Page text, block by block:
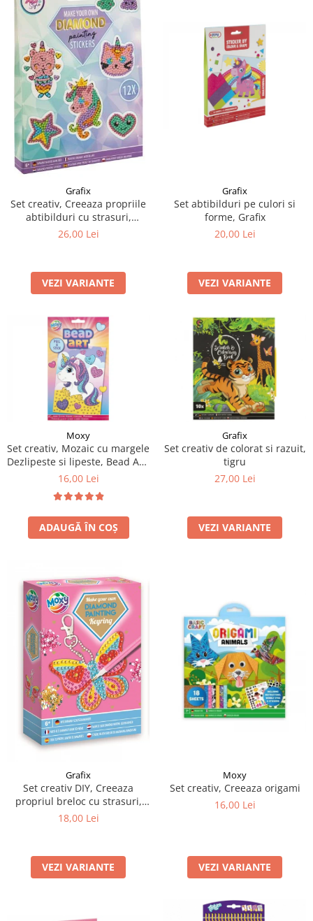
Grafix
Set creativ, Creeaza propriile
abtibilduri cu strasuri,
Diamond paint stickers, Grafix
26,00 Lei
VEZI VARIANTE
Grafix
Set abtibilduri pe culori si
forme, Grafix
20,00 Lei
VEZI VARIANTE
Moxy
Set creativ, Mozaic cu margele
Dezlipeste si lipeste, Bead Art,
unicorn, A5
16,00 Lei
ADAUGĂ ÎN COȘ
Grafix
Set creativ de colorat si razuit,
tigru
27,00 Lei
VEZI VARIANTE
Grafix
Set creativ DIY, Creeaza
propriul breloc cu strasuri,
Diamond Paint, Grafix
18,00 Lei
VEZI VARIANTE
Moxy
Set creativ, Creeaza origami
16,00 Lei
VEZI VARIANTE